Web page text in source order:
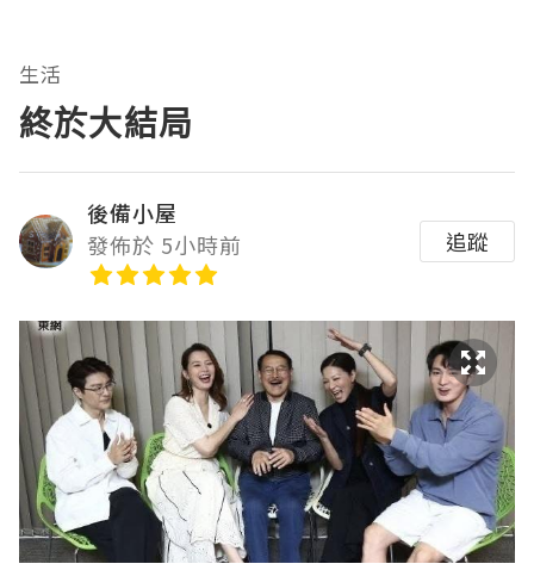
生活
終於大結局
後備小屋
發佈於 5小時前
追蹤